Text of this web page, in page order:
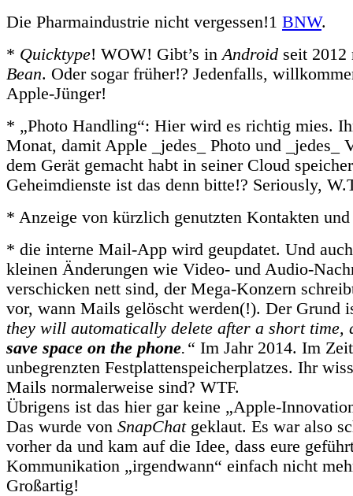
Die Pharmaindustrie nicht vergessen!1 BNW.
* Quicktype! WOW! Gibt’s inAndroid seit
Bean. Oder sogar früher!? Jedenfalls,
Apple-Jünger!
* „Photo Handling“: Hier wird es richtig mies.
Monat, damit Apple _jedes_ Photo und _jedes_
dem Gerät gemacht habt in seiner Cloud
Geheimdienste ist das denn bitte!? Seriously,
* Anzeige von kürzlich genutzten Kontakten
* die interne Mail-App wird geupdatet. Und
kleinen Änderungen wie Video- und Audio-
verschicken nett sind, der Mega-Konzern
vor, wann Mails gelöscht werden(!). Der Grund
they will automatically delete after a short time,
save space on the phone.“ Im Jahr 2014. Im
unbegrenzten Festplattenspeicherplatzes. Ihr
Mails normalerweise sind? WTF.
Übrigens ist das hier gar keine „Apple-
Das wurde von SnapChatgeklaut. Es war also
vorher da und kam auf die Idee, dass eure
Kommunikation „irgendwann“ einfach nicht
Großartig!